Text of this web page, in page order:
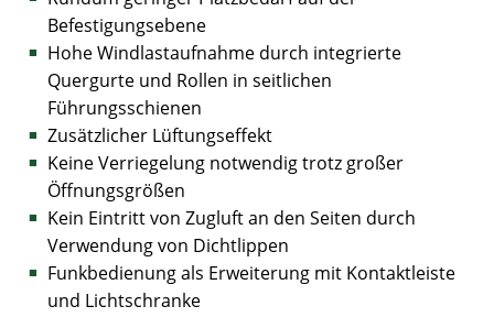
Befestigungsebene
Hohe Windlastaufnahme durch integrierte
Quergurte und Rollen in seitlichen
Führungsschienen
Zusätzlicher Lüftungseffekt
Keine Verriegelung notwendig trotz großer
Öffnungsgrößen
Kein Eintritt von Zugluft an den Seiten durch
Verwendung von Dichtlippen
Funkbedienung als Erweiterung mit Kontaktleiste
und Lichtschranke